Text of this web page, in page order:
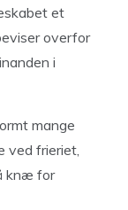
et
overfor
i
mange
ved frieriet,
knæ for